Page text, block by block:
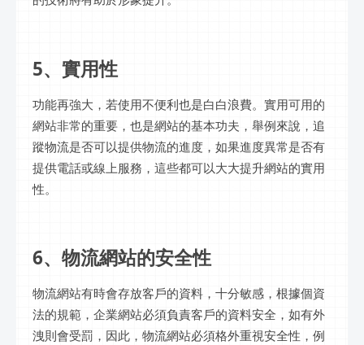
5、實用性
功能再強大，若使用不便利也是白白浪費。實用可用的
網站非常的重要，也是網站的基本功夫，舉例來說，追
蹤物流是否可以提供物流的進度，如果進度異常是否有
提供電話或線上服務，這些都可以大大提升網站的實用
性。
6、物流網站的安全性
物流網站有時會存放客戶的資料，十分敏感，根據個資
法的規範，企業網站必須負責客戶的資料安全，如有外
洩則會受罰，因此，物流網站必須格外重視安全性，例